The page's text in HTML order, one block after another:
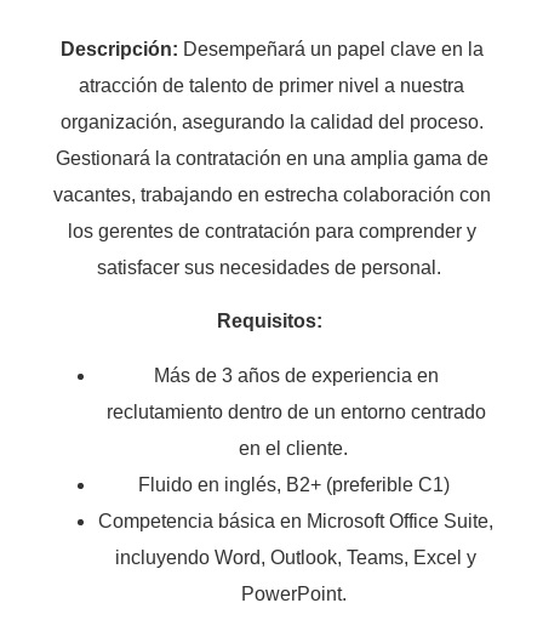
Descripción: Desempeñará un papel clave en la
atracción de talento de primer nivel a nuestra
organización, asegurando la calidad del proceso.
Gestionará la contratación en una amplia gama de
vacantes, trabajando en estrecha colaboración con
los gerentes de contratación para comprender y
satisfacer sus necesidades de personal.
Requisitos:
Más de 3 años de experiencia en
reclutamiento dentro de un entorno centrado
en el cliente.
Fluido en inglés, B2+ (preferible C1)
Competencia básica en Microsoft Office Suite,
incluyendo Word, Outlook, Teams, Excel y
PowerPoint.